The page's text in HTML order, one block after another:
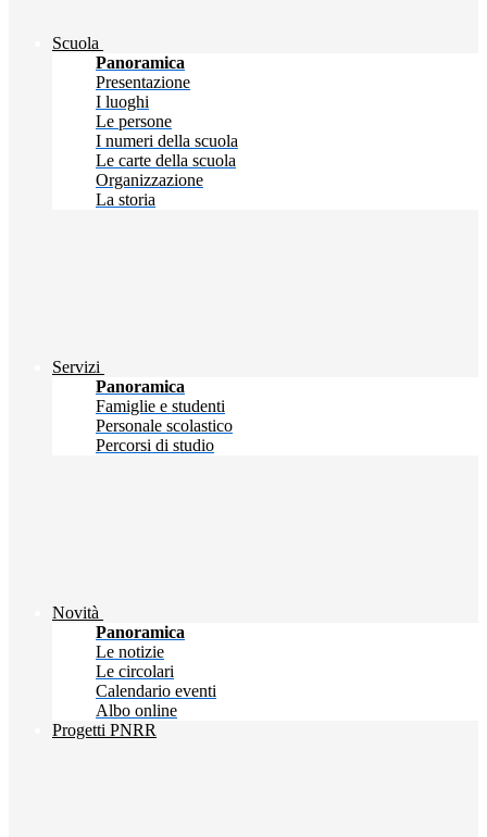
Scuola
Panoramica
Presentazione
I luoghi
Le persone
I numeri della scuola
Le carte della scuola
Organizzazione
La storia
Servizi
Panoramica
Famiglie e studenti
Personale scolastico
Percorsi di studio
Novità
Panoramica
Le notizie
Le circolari
Calendario eventi
Albo online
Progetti PNRR